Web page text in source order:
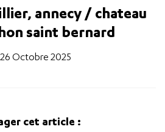
annecy / chateau
saint bernard
26 Octobre 2025
cet article :